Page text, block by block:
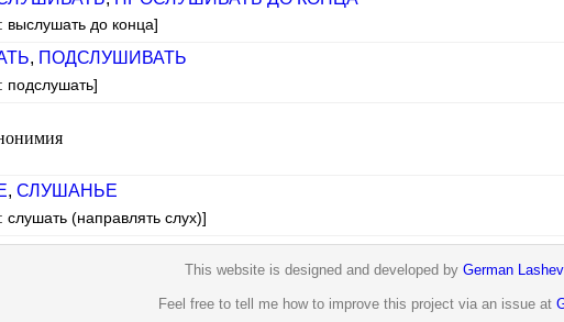
выслушать до конца]
, ПОДСЛУШИВАТЬ
подслушать]
, СЛУШАНЬЕ
слушать (направлять слух)]
This website is designed and developed by German
Feel free to tell me how to improve this project via an issue at